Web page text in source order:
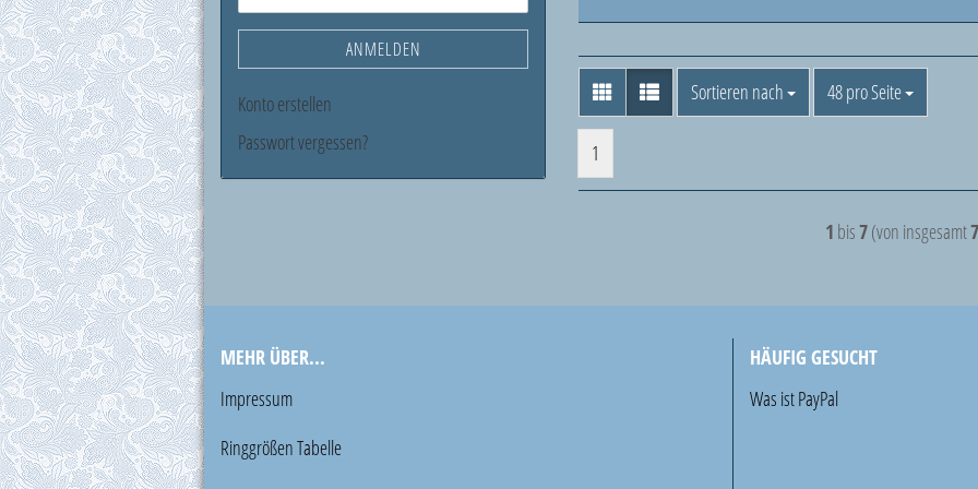
Sortieren nach
Sortieren nach 48 pro Seite
pro Seite
1
1 bis7(von insgesamt7
ANMELDEN
Konto erstellen
Passwort vergessen?
MEHR ÜBER...
Impressum
Ringgrößen Tabelle
HÄUFIG GESUCHT
Was ist PayPal